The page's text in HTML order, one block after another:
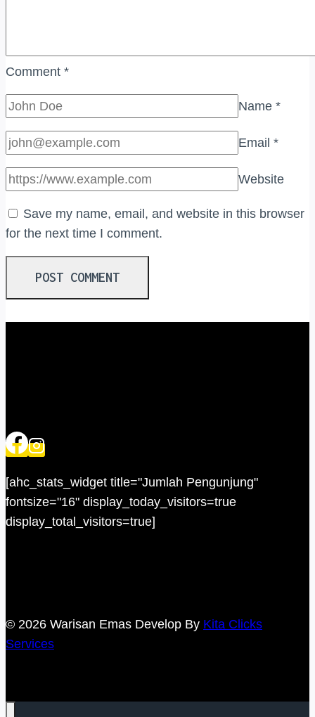
Comment *
Name *
Email *
Website
Save my name, email, and website in this browser
for the next time I comment.
[ahc_stats_widget title="Jumlah Pengunjung"
fontsize="16" display_today_visitors=true
display_total_visitors=true]
© 2026 Warisan Emas Develop By Kita Clicks
Services